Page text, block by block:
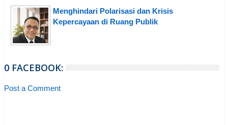
Menghindari Polarisasi dan Krisis
Kepercayaan di Ruang Publik
0 FACEBOOK:
Post a Comment